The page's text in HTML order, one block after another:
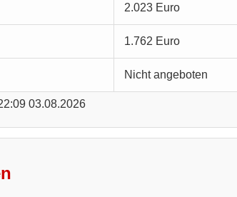
2.023 Euro
1.762 Euro
Nicht angeboten
03.08.2026